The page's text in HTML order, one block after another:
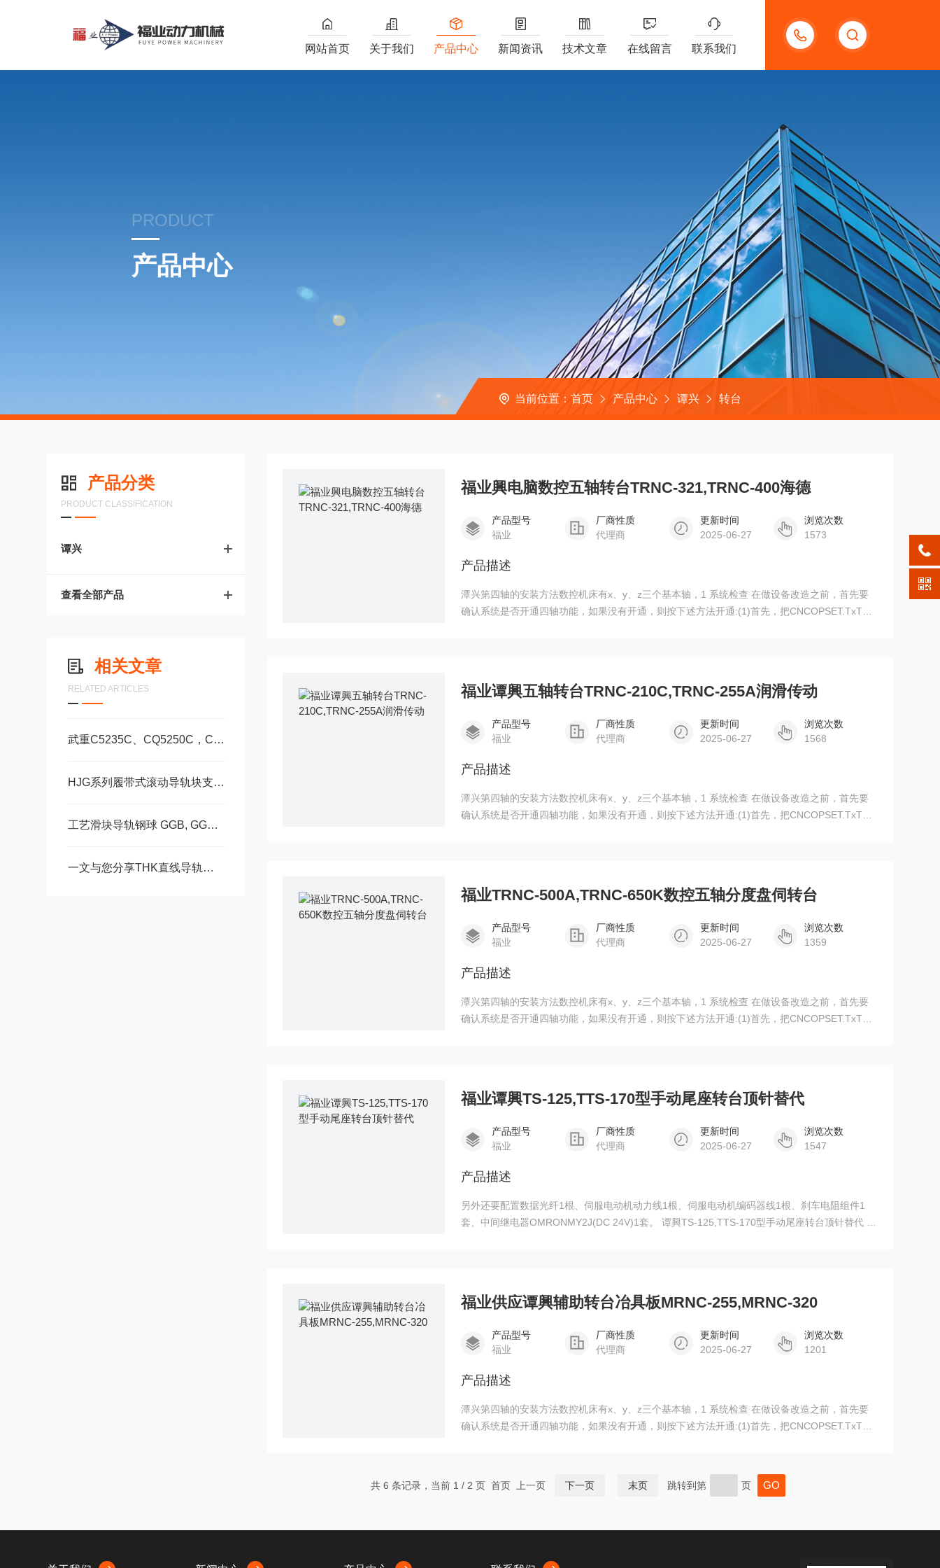
13132097161
网站首页 关于我们 产品中心 新闻资讯 技术文章 在线留言 联系我们
PRODUCT
产品中心
当前位置： 首页 产品中心 谭兴 转台
产品分类
PRODUCT CLASSIFICATION
谭兴
查看全部产品
相关文章
RELATED ARTICLES
武重C5235C、CQ5250C，C5250数控立式车床直线运动滑块WEH35CA/WEW35CC
HJG系列履带式滚动导轨块支承型号HJG-K3040A、HJG-K3650A
工艺滑块导轨钢球 GGB, GGC, GGD滚柱GZBGZD, GZV，GGBC/GZBC
一文与您分享THK直线导轨滚珠丝杠的常见故障相应解决方法
福业興电脑数控五轴转台TRNC-321,TRNC-400海德
产品型号
福业
厂商性质
代理商
更新时间
2025-06-27
浏览次数
1573
产品描述
潭兴第四轴的安装方法数控机床有x、y、z三个基本轴，1 系统检查 在做设备改造之前，首先要
确认系统是否开通四轴功能，如果没有开通，则按下述方法开通:(1)首先，把CNCOPSET.TxT放
福业谭興五轴转台TRNC-210C,TRNC-255A润滑传动
产品型号
福业
厂商性质
代理商
更新时间
2025-06-27
浏览次数
1568
产品描述
潭兴第四轴的安装方法数控机床有x、y、z三个基本轴，1 系统检查 在做设备改造之前，首先要
确认系统是否开通四轴功能，如果没有开通，则按下述方法开通:(1)首先，把CNCOPSET.TxT放
福业TRNC-500A,TRNC-650K数控五轴分度盘伺转台
产品型号
福业
厂商性质
代理商
更新时间
2025-06-27
浏览次数
1359
产品描述
潭兴第四轴的安装方法数控机床有x、y、z三个基本轴，1 系统检查 在做设备改造之前，首先要
确认系统是否开通四轴功能，如果没有开通，则按下述方法开通:(1)首先，把CNCOPSET.TxT放
福业谭興TS-125,TTS-170型手动尾座转台顶针替代
产品型号
福业
厂商性质
代理商
更新时间
2025-06-27
浏览次数
1547
产品描述
另外还要配置数据光纤1根、伺服电动机动力线1根、伺服电动机编码器线1根、刹车电阻组件1
套、中间继电器OMRONMY2J(DC 24V)1套。 谭興TS-125,TTS-170型手动尾座转台顶针替代 3
福业供应谭興辅助转台冶具板MRNC-255,MRNC-320
产品型号
福业
厂商性质
代理商
更新时间
2025-06-27
浏览次数
1201
产品描述
潭兴第四轴的安装方法数控机床有x、y、z三个基本轴，1 系统检查 在做设备改造之前，首先要
确认系统是否开通四轴功能，如果没有开通，则按下述方法开通:(1)首先，把CNCOPSET.TxT放
共 6 条记录，当前 1 / 2 页 首页 上一页 下一页 末页 跳转到第 页